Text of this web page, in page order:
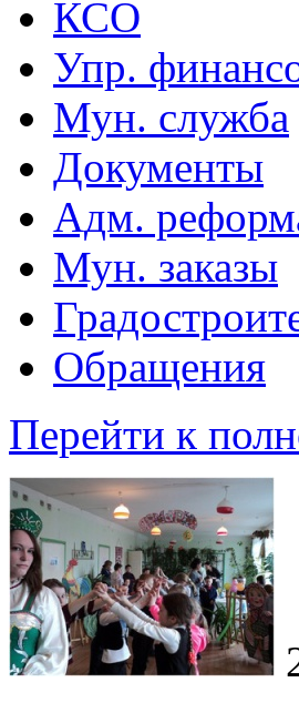
КСО
Упр.
Мун. служба
Документы
Адм.
Мун. заказы
Обращения
Перейти к